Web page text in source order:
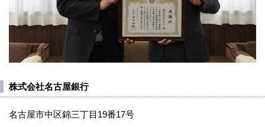
株式会社名古屋銀行
名古屋市中区錦三丁目19番17号